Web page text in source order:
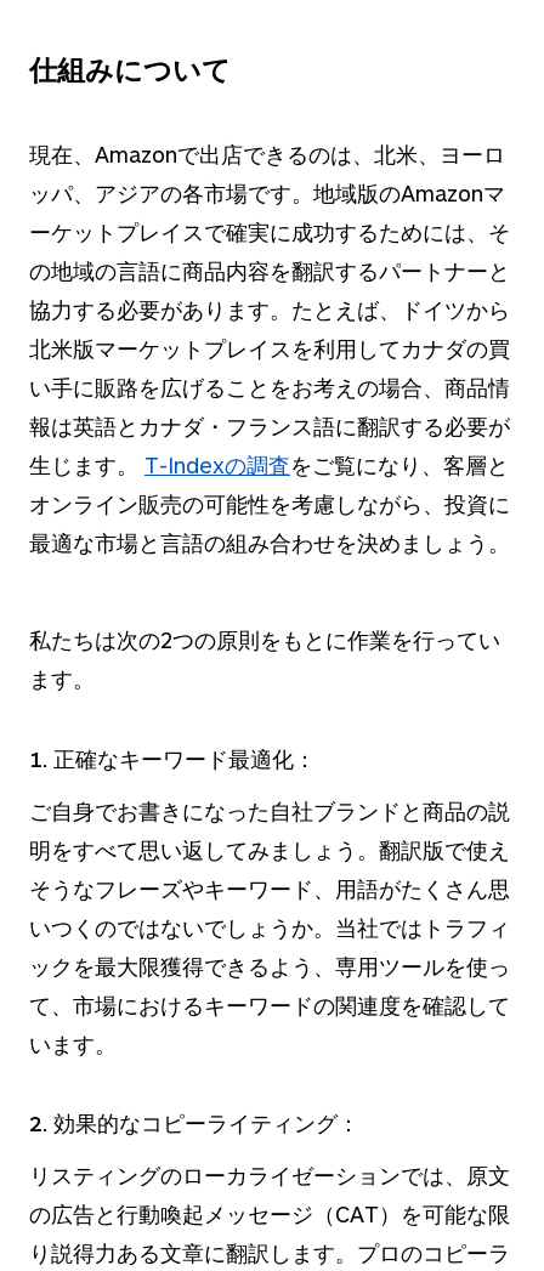
仕組みについて
現在、Amazonで出店できるのは、北米、ヨーロ
ッパ、アジアの各市場です。地域版のAmazonマ
ーケットプレイスで確実に成功するためには、 そ
の地域の言語に商品内容を翻訳するパートナーと
協力する必要があります。たとえば、ドイツから
北米版マーケットプレイスを利用してカナダの買
い手に販路を広げることをお考えの場合、商品情
報は英語とカナダ・フランス語に翻訳する必要が
生じます。 T-Indexの調査をご覧になり、客層と
オンライン販売の可能性を考慮しながら、投資に
最適な市場と言語の組み合わせを決めましょう。
私たちは次の2つの原則をもとに作業を行ってい
ます。
1. 正確なキーワード最適化：
ご自身でお書きになった自社ブランドと商品の説
明をすべて思い返してみましょう。翻訳版で使え
そうなフレーズやキーワード、用語がたくさん思
いつくのではないでしょうか。当社ではトラフィ
ックを最大限獲得できるよう、専用ツールを使っ
て、市場におけるキーワードの関連度を確認して
います。
2. 効果的なコピーライティング：
リスティングのローカライゼーションでは、原文
の広告と行動喚起メッセージ（CAT）を可能な限
り説得力ある文章に翻訳します。プロのコピーラ